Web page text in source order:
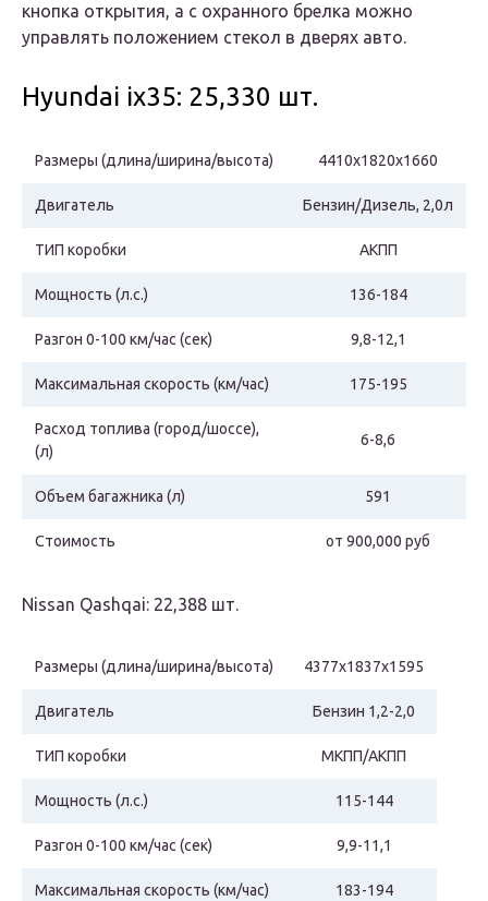
кнопка открытия, а с охранного брелка можно
управлять положением стекол в дверях авто.
Hyundai ix35: 25,330 шт.
Размеры (длина/ширина/высота) 4410х1820х1660
Двигатель Бензин/Дизель, 2,0л
ТИП коробки АКПП
Мощность (л.с.) 136-184
Разгон 0-100 км/час (сек) 9,8-12,1
Максимальная скорость (км/час) 175-195
Расход топлива (город/шоссе),
(л)
6-8,6
Объем багажника (л) 591
Стоимость от 900,000 руб
Nissan Qashqai: 22,388 шт.
Размеры (длина/ширина/высота) 4377х1837х1595
Двигатель Бензин 1,2-2,0
ТИП коробки МКПП/АКПП
Мощность (л.с.) 115-144
Разгон 0-100 км/час (сек) 9,9-11,1
Максимальная скорость (км/час) 183-194